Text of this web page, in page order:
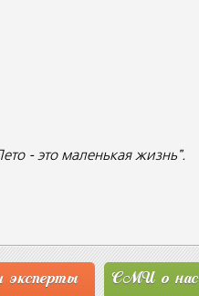
- это маленькая жизнь".
СМИ о нас